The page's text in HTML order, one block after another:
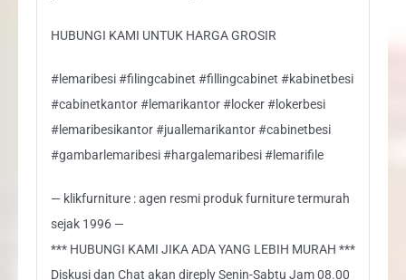
HUBUNGI KAMI UNTUK HARGA GROSIR
#lemaribesi #filingcabinet #fillingcabinet #kabinetbesi
#cabinetkantor #lemarikantor #locker #lokerbesi
#lemaribesikantor #juallemarikantor #cabinetbesi
#gambarlemaribesi #hargalemaribesi #lemarifile
— klikfurniture : agen resmi produk furniture termurah
sejak 1996 —
*** HUBUNGI KAMI JIKA ADA YANG LEBIH MURAH ***
Diskusi dan Chat akan direply Senin-Sabtu Jam 08.00